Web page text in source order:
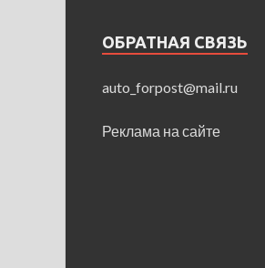
ОБРАТНАЯ СВЯЗЬ
auto_forpost@mail.ru
Реклама на сайте